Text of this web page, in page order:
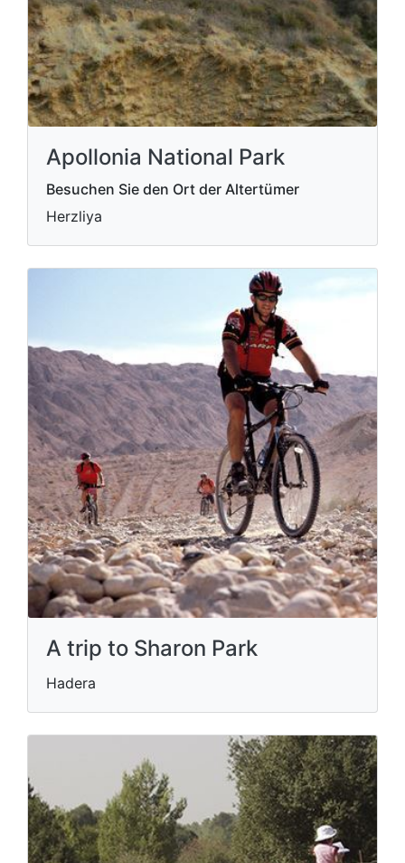
Apollonia National Park
Besuchen Sie den Ort der Altertümer
Herzliya
A trip to Sharon Park
Hadera